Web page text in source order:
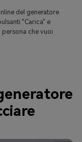
del generatore
"Carica" e
che vuoi